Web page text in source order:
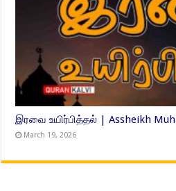
இரவை உயிர்பித்தல் | Assheikh
March 19, 2026